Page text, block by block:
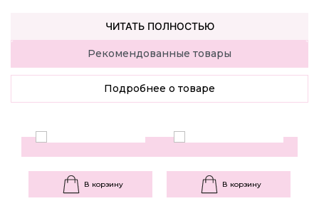
ЧИТАТЬ ПОЛНОСТЬЮ
Рекомендованные товары
Подробнее о товаре
В корзину В корзину